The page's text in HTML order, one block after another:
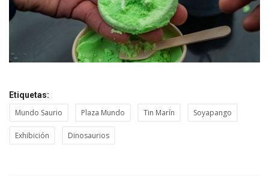
Etiquetas:
Mundo Saurio Plaza Mundo Tin Marín Soyapango
Exhibición Dinosaurios